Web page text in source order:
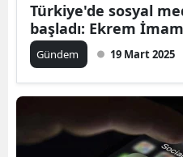
Türkiye'de sosyal
başladı: Ekrem
Gündem 19 Mart 2025